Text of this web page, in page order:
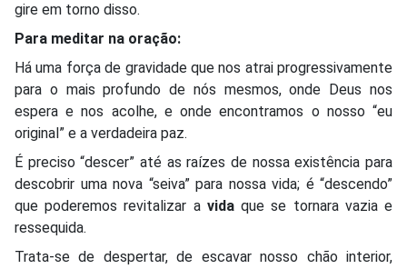
gire em torno disso.
Para meditar na oração:
Há uma força de gravidade que nos atrai progressivamente
para o mais profundo de nós mesmos, onde Deus nos
espera e nos acolhe, e onde encontramos o nosso “eu
original” e a verdadeira paz.
É preciso “descer” até as raízes de nossa existência para
descobrir uma nova “seiva” para nossa vida; é “descendo”
que poderemos revitalizar a vidaque se tornara vazia e
ressequida.
Trata-se de despertar, de escavar nosso chão interior,